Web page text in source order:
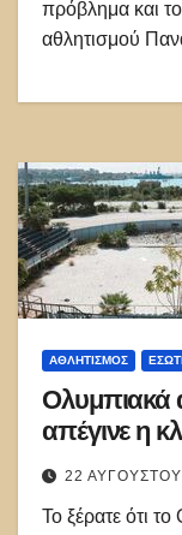
πρόβλημα και
αθλητισμού
ΑΘΛΗΤΙΣΜΌΣ
Ολυμπιακά
απέγινε η
22
Το ξέρατε ότι